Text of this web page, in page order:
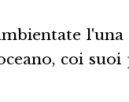
coi suoi